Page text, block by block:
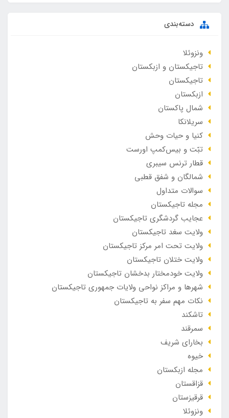
دسته‌بندی
ونزوئلا
تاجیکستان و ازبکستان
تاجیکستان
ازبکستان
شمال پاکستان
سریلانکا
کنیا و حیات وحش
تبّت و بیس‌کمپ اورست
قطار ترنس سیبری
شمالگان و شفق قطبی
سوالات متداول
مجله تاجیکستان
عجایب گردشگری تاجیکستان
ولایت سغد تاجیکستان
ولایت تحت امر مرکز تاجیکستان
ولایت ختلان تاجیکستان
ولایت خودمختار بدخشان تاجیکستان
شهرها و مراکز نواحی ولایات جمهوری تاجیکستان
نکات مهم سفر به تاجیکستان
تاشکند
سمرقند
بخارای شریف
خیوه
مجله ازبکستان
قزاقستان
قرقیزستان
ونزوئلا